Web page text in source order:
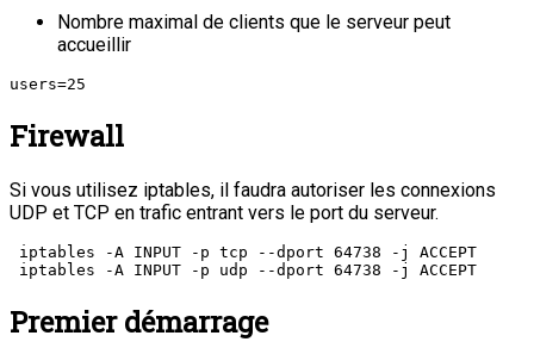
Nombre maximal de clients que le serveur peut
accueillir
users=25
Firewall
Si vous utilisez iptables, il faudra autoriser les connexions
UDP et TCP en trafic entrant vers le port du serveur.
iptables -A INPUT -p tcp --dport 64738 -j ACCEPT
Premier démarrage